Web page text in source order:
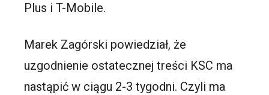
Plus i T-Mobile.
Marek Zagórski powiedział, że
uzgodnienie ostatecznej treści KSC ma
nastąpić w ciągu 2-3 tygodni. Czyli ma